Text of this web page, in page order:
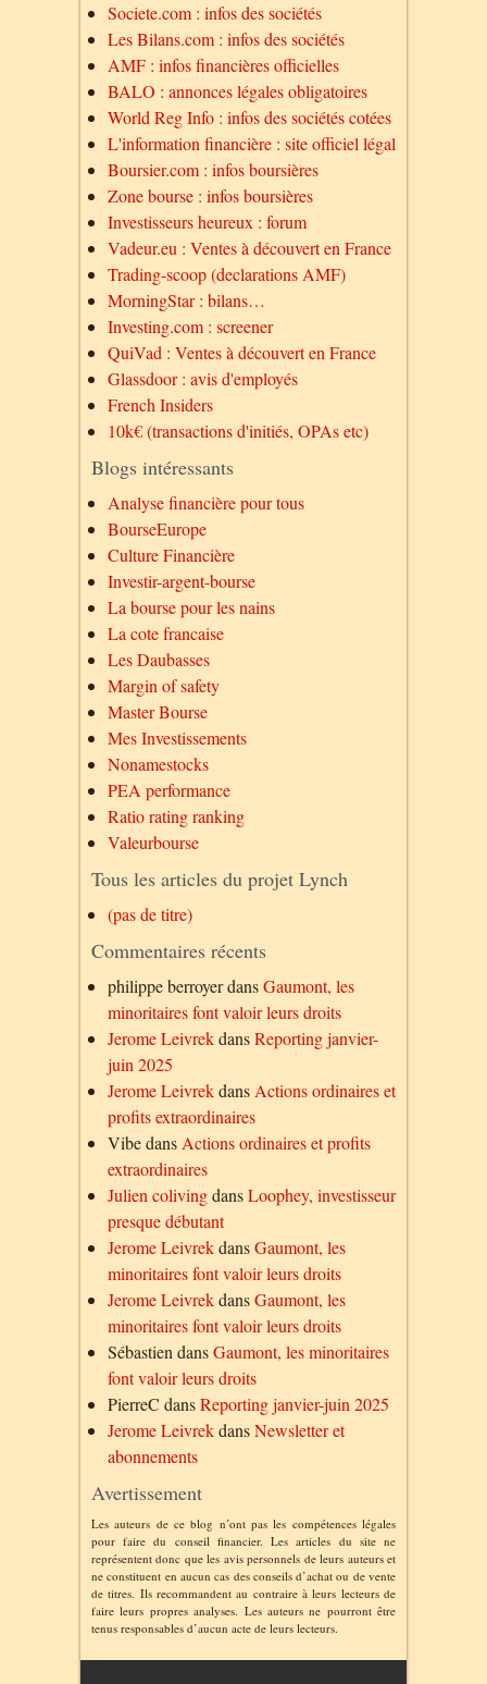
Societe.com : infos des sociétés
Les Bilans.com : infos des sociétés
AMF : infos financières officielles
BALO : annonces légales obligatoires
World Reg Info : infos des sociétés cotées
L'information financière : site officiel légal
Boursier.com : infos boursières
Zone bourse : infos boursières
Investisseurs heureux : forum
Vadeur.eu : Ventes à découvert en France
Trading-scoop (declarations AMF)
MorningStar : bilans…
Investing.com : screener
QuiVad : Ventes à découvert en France
Glassdoor : avis d'employés
French Insiders
10k€ (transactions d'initiés, OPAs etc)
Blogs intéressants
Analyse financière pour tous
BourseEurope
Culture Financière
Investir-argent-bourse
La bourse pour les nains
La cote francaise
Les Daubasses
Margin of safety
Master Bourse
Mes Investissements
Nonamestocks
PEA performance
Ratio rating ranking
Valeurbourse
Tous les articles du projet Lynch
(pas de titre)
Commentaires récents
philippe berroyerdansGaumont, les
minoritaires font valoir leurs droits
Jerome LeivrekdansReporting janvier-
juin 2025
Jerome LeivrekdansActions ordinaires et
profits extraordinaires
VibedansActions ordinaires et profits
extraordinaires
Julien colivingdansLoophey, investisseur
presque débutant
Jerome LeivrekdansGaumont, les
minoritaires font valoir leurs droits
Jerome LeivrekdansGaumont, les
minoritaires font valoir leurs droits
SébastiendansGaumont, les minoritaires
font valoir leurs droits
PierreC dansReporting janvier-juin 2025
Jerome LeivrekdansNewsletter et
abonnements
Avertissement
Les auteurs de ce blog n’ont pas les compétences légales
pour faire du conseil financier. Les articles du site ne
représentent donc que les avis personnels de leurs auteurs et
ne constituent en aucun cas des conseils d’achat ou de vente
de titres. Ils recommandent au contraire à leurs lecteurs de
faire leurs propres analyses. Les auteurs ne pourront être
tenus responsables d’aucun acte de leurs lecteurs.